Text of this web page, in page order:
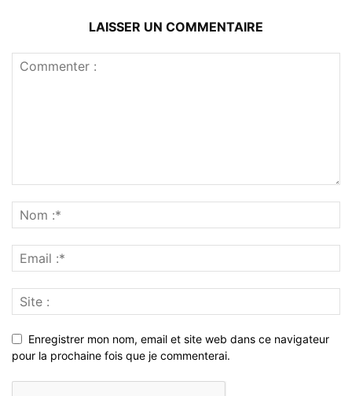
LAISSER UN COMMENTAIRE
Enregistrer mon nom, email et site web dans ce navigateur
pour la prochaine fois que je commenterai.